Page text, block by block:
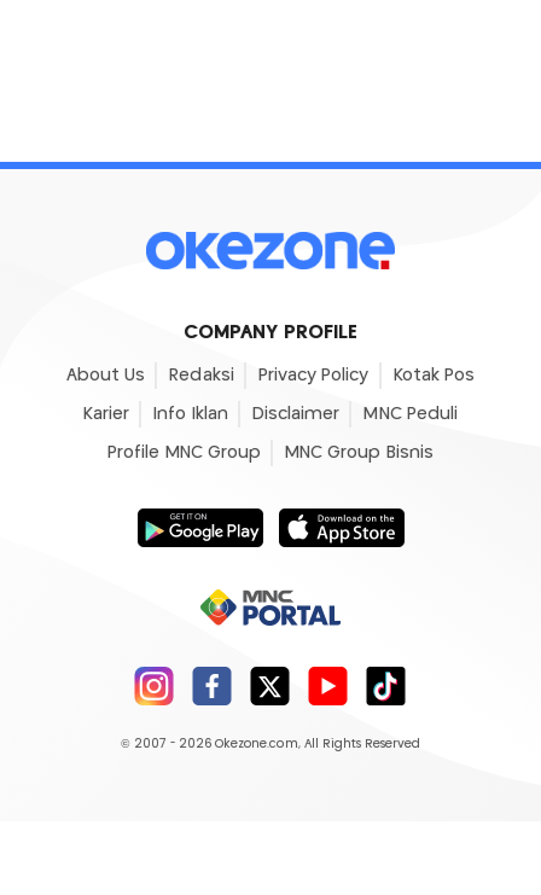
COMPANY PROFILE
About Us Redaksi Privacy Policy Kotak Pos
Karier Info Iklan Disclaimer MNC Peduli
Profile MNC Group MNC Group Bisnis
© 2007 - 2026 Okezone.com, All Rights Reserved